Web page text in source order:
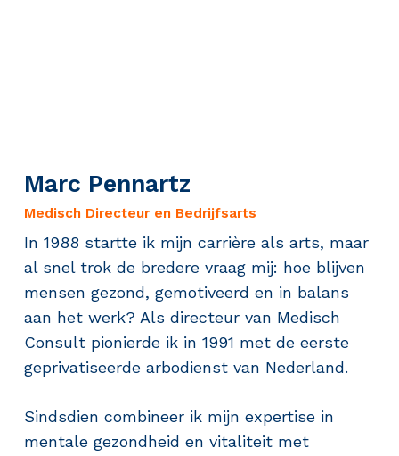
Marc Pennartz
Medisch Directeur en Bedrijfsarts
In 1988 startte ik mijn carrière als arts, maar
al snel trok de bredere vraag mij: hoe blijven
mensen gezond, gemotiveerd en in balans
aan het werk? Als directeur van Medisch
Consult pionierde ik in 1991 met de eerste
geprivatiseerde arbodienst van Nederland.
Sindsdien combineer ik mijn expertise in
mentale gezondheid en vitaliteit met